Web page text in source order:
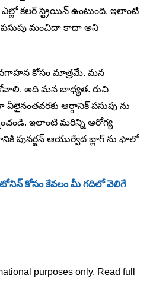
కలర్ స్ట్రెయిన్ ఉంటుంది. ఇలాంటి
పసుపు మంచిదా కాదా అని
కోసం మాత్రమే. మన
అది మన బాధ్యత. రుచి
ఆర్గానిక్ పసుపు ను
ఇలాంటి మరిన్ని ఆరోగ్య
పునర్జన్ ఆయుర్వేద బ్లాగ్ ను ఫాలో
కోసం కేవలం మీ గదిలో వెలిగే
purposes only. Read full